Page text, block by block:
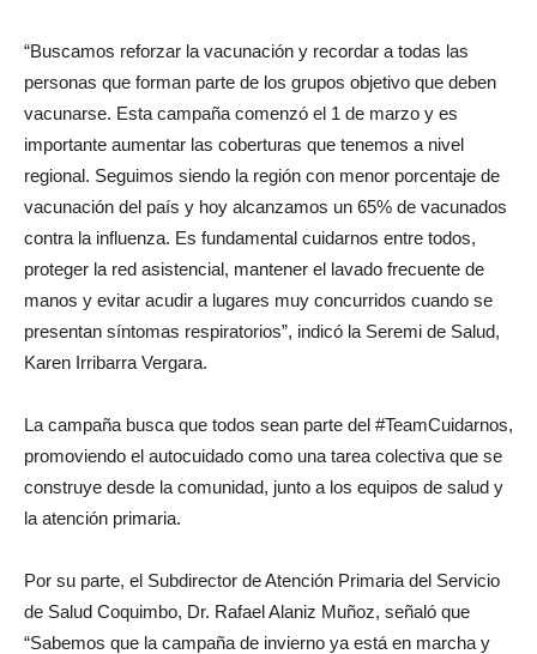
“Buscamos reforzar la vacunación y recordar a todas las
personas que forman parte de los grupos objetivo que deben
vacunarse. Esta campaña comenzó el 1 de marzo y es
importante aumentar las coberturas que tenemos a nivel
regional. Seguimos siendo la región con menor porcentaje de
vacunación del país y hoy alcanzamos un 65% de vacunados
contra la influenza. Es fundamental cuidarnos entre todos,
proteger la red asistencial, mantener el lavado frecuente de
manos y evitar acudir a lugares muy concurridos cuando se
presentan síntomas respiratorios”, indicó la Seremi de Salud,
Karen Irribarra Vergara.
La campaña busca que todos sean parte del #TeamCuidarnos,
promoviendo el autocuidado como una tarea colectiva que se
construye desde la comunidad, junto a los equipos de salud y
la atención primaria.
Por su parte, el Subdirector de Atención Primaria del Servicio
de Salud Coquimbo, Dr. Rafael Alaniz Muñoz, señaló que
“Sabemos que la campaña de invierno ya está en marcha y